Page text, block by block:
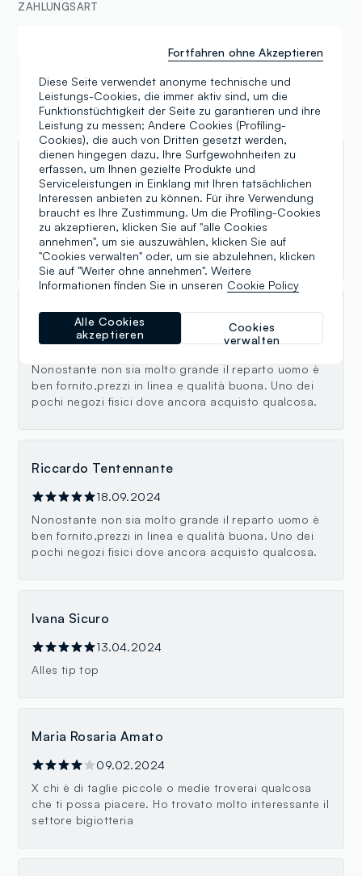
ZAHLUNGSART
Bewertungen
Elena Mariano
25.01.2026
Negozio sempre ben ordinato e rifornito. Mi trovo
bene per gli acquisti quotidiani, lo staff è
professionale. Consigliato per la varietà dei capi.
Ruined King
18.09.2024
Nonostante non sia molto grande il reparto uomo è
ben fornito,prezzi in linea e qualità buona. Uno dei
pochi negozi fisici dove ancora acquisto qualcosa.
Riccardo Tentennante
18.09.2024
Nonostante non sia molto grande il reparto uomo è
ben fornito,prezzi in linea e qualità buona. Uno dei
pochi negozi fisici dove ancora acquisto qualcosa.
Ivana Sicuro
13.04.2024
Alles tip top
Maria Rosaria Amato
09.02.2024
X chi è di taglie piccole o medie troverai qualcosa
che ti possa piacere. Ho trovato molto interessante il
settore bigiotteria
Diese Seite verwendet anonyme technische und
Leistungs-Cookies, die immer aktiv sind, um die
Funktionstüchtigkeit der Seite zu garantieren und ihre
Leistung zu messen; Andere Cookies (Profiling-
Cookies), die auch von Dritten gesetzt werden,
dienen hingegen dazu, Ihre Surfgewohnheiten zu
erfassen, um Ihnen gezielte Produkte und
Serviceleistungen in Einklang mit Ihren tatsächlichen
Interessen anbieten zu können. Für ihre Verwendung
braucht es Ihre Zustimmung. Um die Profiling-Cookies
zu akzeptieren, klicken Sie auf "alle Cookies
annehmen", um sie auszuwählen, klicken Sie auf
"Cookies verwalten" oder, um sie abzulehnen, klicken
Sie auf "Weiter ohne annehmen". Weitere
Informationen finden Sie in unseren Cookie Policy
Cookies
verwalten
Alle Cookies
akzeptieren
Fortfahren ohne Akzeptieren